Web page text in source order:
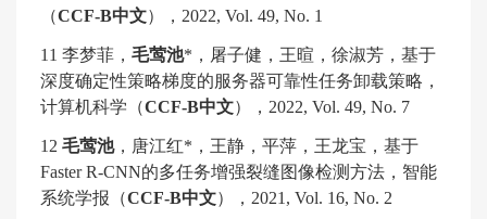
（CCF-B中文）， 2022, Vol. 49, No. 1
11 李梦菲， 毛莺池* ，屠子健，王暄，徐淑芳，基于
深度确定性策略梯度的服务器可靠性任务卸载策略，
计算机科学（CCF-B中文）， 2022, Vol. 49, No. 7
12 毛莺池，唐江红* ，王静，平萍，王龙宝，基于
Faster R-CNN的多任务增强裂缝图像检测方法，智能
系统学报（CCF-B中文）， 2021, Vol. 16, No. 2